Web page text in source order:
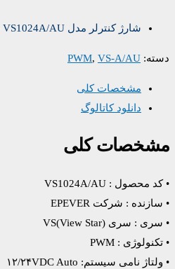
شارژ کنترلر مدل VS1024A/AU سری PWM برند EPEVER
دسته: PWM, VS-A/AU
مشخصات کلی
دانلود کاتالوگ
مشخصات کلی
• کد محصول : VS1024A/AU
• سازنده : شرکت EPEVER
• سری : سری VS(View Star)
• تکنولوژی : PWM
• ولتاژ نامی سیستم: ۱۲/۲۴VDC Auto